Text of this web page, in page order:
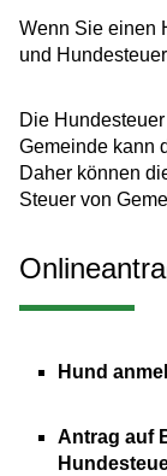
Wenn Sie einen
und
Die
Gemeinde kann
Daher können
Steuer von
Hund
Antrag auf